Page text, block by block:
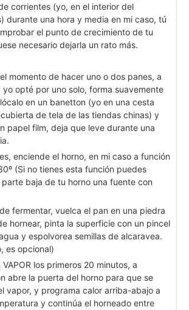
corrientes (yo, en el interior del
durante una hora y media en mi caso, tú
el punto de crecimiento de tu
necesario dejarla un rato más.
momento de hacer uno o dos panes, a
yo opté por uno solo, forma suavemente
en un banetton (yo en una cesta
de tela de las tiendas chinas) y
papel film, deja que leve durante una
enciende el horno, en mi caso a función
(Si no tienes esta función puedes
parte baja de tu horno una fuente con
fermentar, vuelca el pan en una piedra
hornear, pinta la superficie con un pincel
y espolvorea semillas de alcaravea.
es opcional)
VAPOR los primeros 20 minutos, a
abre la puerta del horno para que se
vapor, y programa calor arriba-abajo a
y continúa el horneado entre